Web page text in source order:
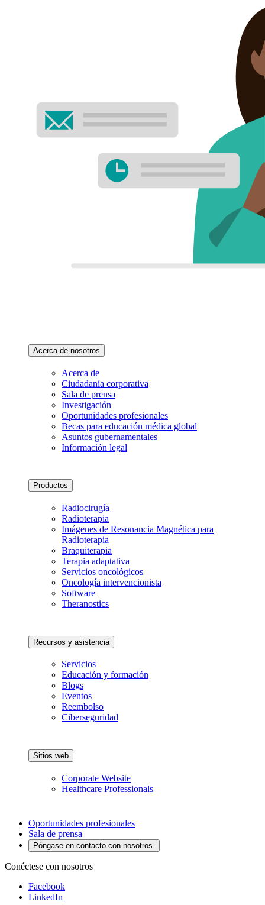
Acerca de nosotros
Acerca de
Ciudadanía corporativa
Sala de prensa
Investigación
Oportunidades profesionales
Becas para educación médica global
Asuntos gubernamentales
Información legal
Productos
Radiocirugía
Radioterapia
Imágenes de Resonancia Magnética para
Radioterapia
Braquiterapia
Terapia adaptativa
Servicios oncológicos
Oncología intervencionista
Software
Theranostics
Recursos y asistencia
Servicios
Educación y formación
Blogs
Eventos
Reembolso
Ciberseguridad
Sitios web
Corporate Website
Healthcare Professionals
Oportunidades profesionales
Sala de prensa
Póngase en contacto con nosotros.
Conéctese con nosotros
Facebook
LinkedIn